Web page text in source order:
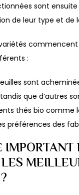
sont
de leur type et de
:
sont
que d’autres
thés bio comme
préférences des
IMPORTANT